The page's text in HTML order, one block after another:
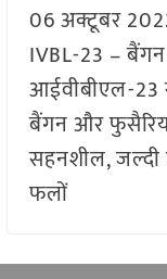
06 अक्टूबर
IVBL-23 –
आईवीबीएल-23
बैंगन और
सहनशील,
फलों